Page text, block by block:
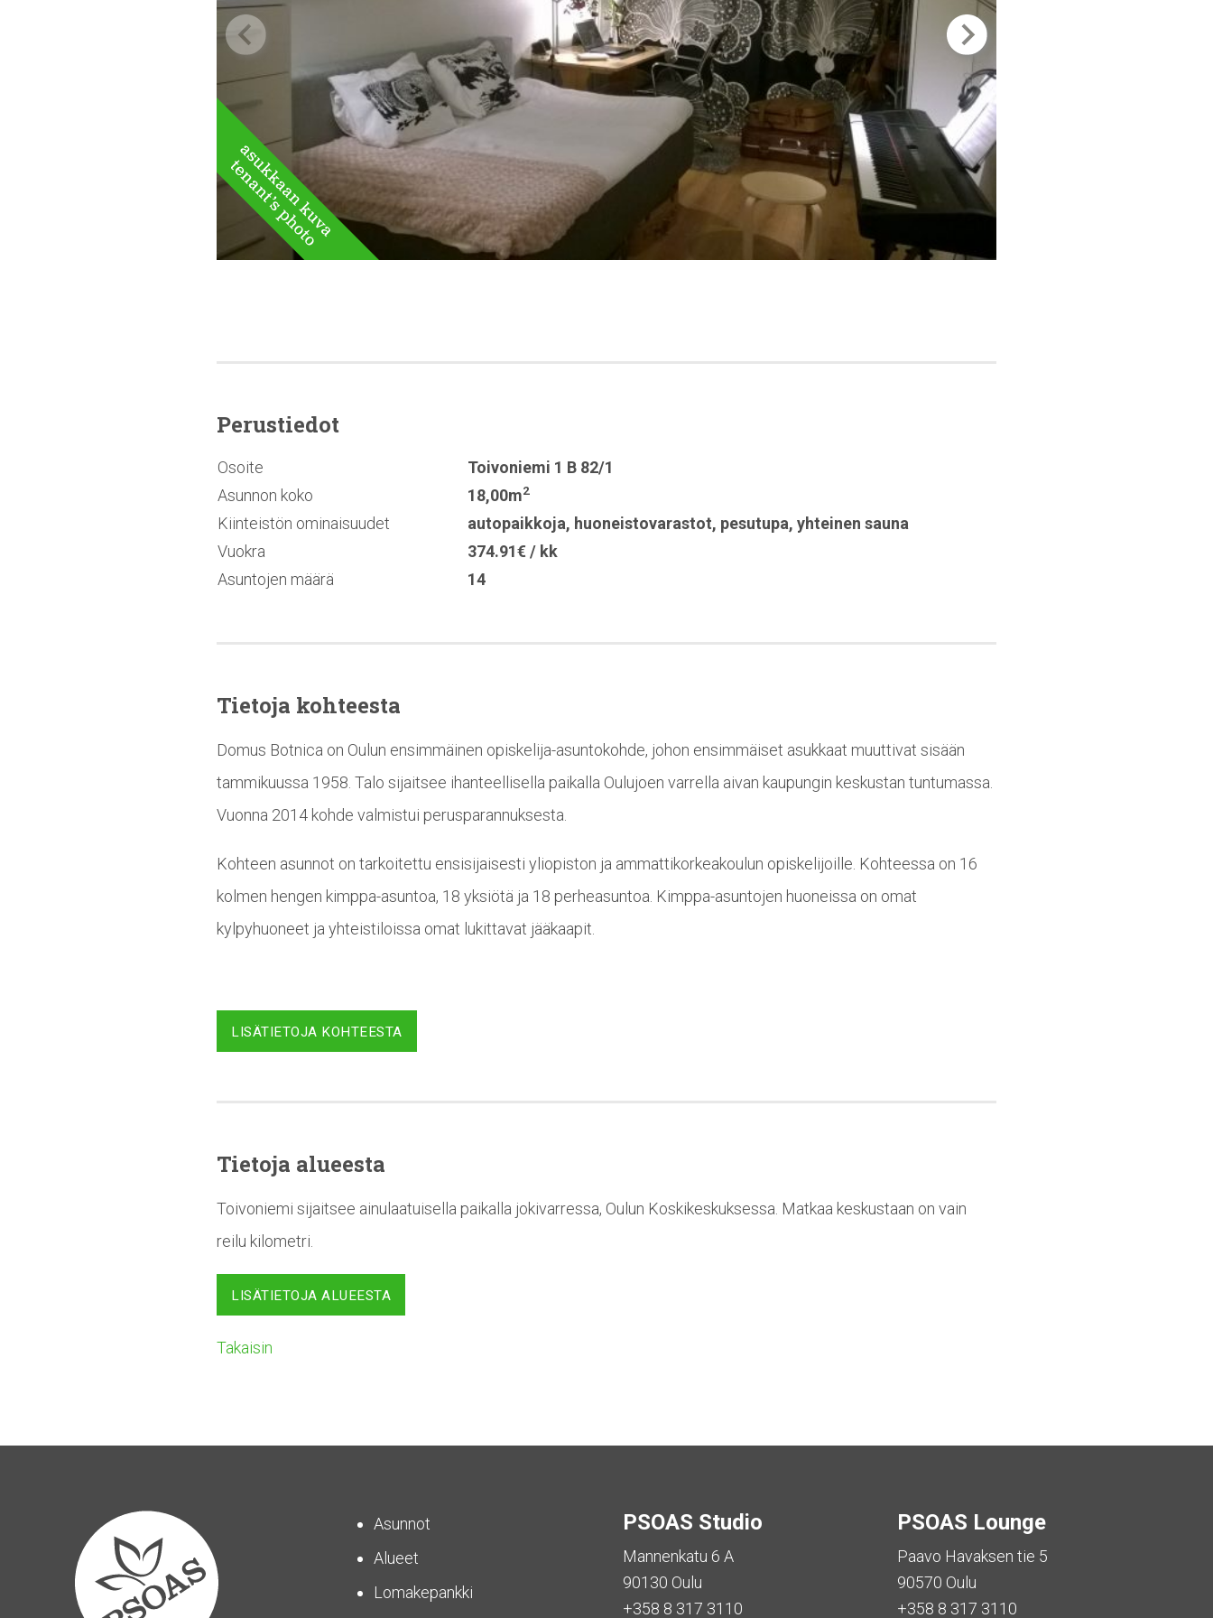
Perustiedot
Osoite
Toivoniemi 1 B 82/1
Asunnon koko
18,00m2
Kiinteistön ominaisuudet autopaikkoja, huoneistovarastot, pesutupa, yhteinen sauna
Vuokra
374.91€ / kk
Asuntojen määrä
14
Tietoja kohteesta
Domus Botnica on Oulun ensimmäinen opiskelija-asuntokohde, johon ensimmäiset asukkaat muuttivat sisään
tammikuussa 1958. Talo sijaitsee ihanteellisella paikalla Oulujoen varrella aivan kaupungin keskustan tuntumassa.
Vuonna 2014 kohde valmistui perusparannuksesta.
Kohteen asunnot on tarkoitettu ensisijaisesti yliopiston ja ammattikorkeakoulun opiskelijoille. Kohteessa on 16
kolmen hengen kimppa-asuntoa, 18 yksiötä ja 18 perheasuntoa. Kimppa-asuntojen huoneissa on omat
kylpyhuoneet ja yhteistiloissa omat lukittavat jääkaapit.
LISÄTIETOJA KOHTEESTA
Tietoja alueesta
Toivoniemi sijaitsee ainulaatuisella paikalla jokivarressa, Oulun Koskikeskuksessa. Matkaa keskustaan on vain
reilu kilometri.
LISÄTIETOJA ALUEESTA
Takaisin
Asunnot
Alueet
Lomakepankki
PSOAS Studio
Mannenkatu 6 A
90130 Oulu
+358 8 317 3110
PSOAS Lounge
Paavo Havaksen tie 5
90570 Oulu
+358 8 317 3110